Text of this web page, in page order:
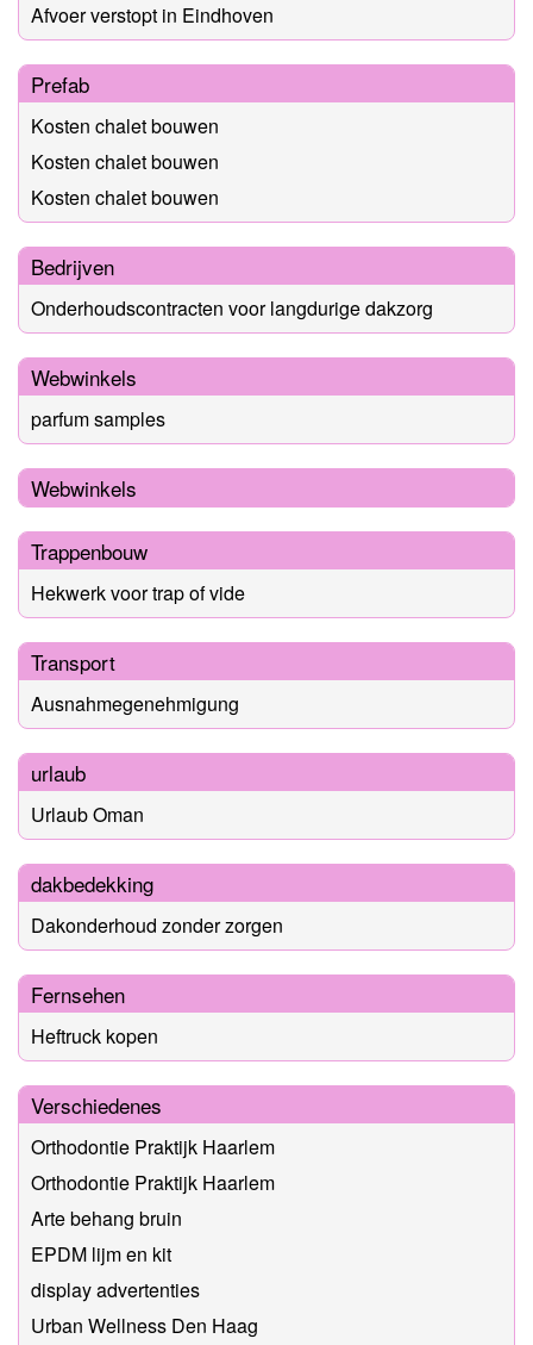
Afvoer verstopt in Eindhoven
Prefab
Kosten chalet bouwen
Kosten chalet bouwen
Kosten chalet bouwen
Bedrijven
Onderhoudscontracten voor langdurige dakzorg
Webwinkels
parfum samples
Webwinkels
Trappenbouw
Hekwerk voor trap of vide
Transport
Ausnahmegenehmigung
urlaub
Urlaub Oman
dakbedekking
Dakonderhoud zonder zorgen
Fernsehen
Heftruck kopen
Verschiedenes
Orthodontie Praktijk Haarlem
Orthodontie Praktijk Haarlem
Arte behang bruin
EPDM lijm en kit
display advertenties
Urban Wellness Den Haag